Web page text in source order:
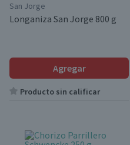
San Jorge
Longaniza San Jorge 800 g
Agregar
Producto sin calificar